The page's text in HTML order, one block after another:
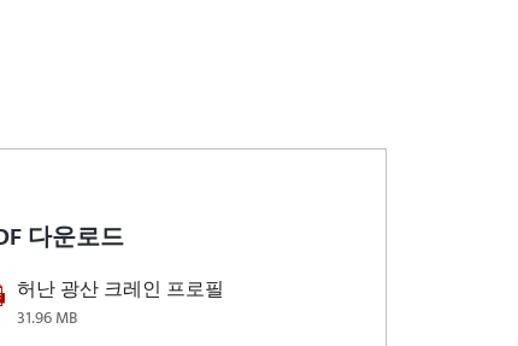
다운로드
허난 광산 크레인 프로필
31.96 MB